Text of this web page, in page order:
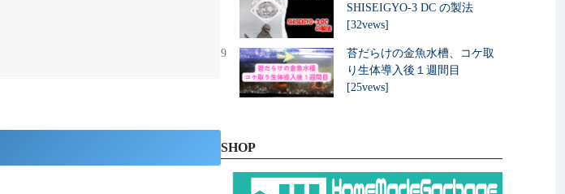
SHISEIGYO-3 DC の製法
[32vews]
9
苔だらけの金魚水槽、コケ取
り生体導入後１週間目
[25vews]
SHOP